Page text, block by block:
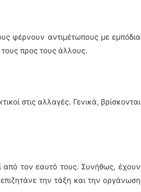
φέρνουν αντιμέτωπους με εμπόδια
προς τους άλλους.
στις αλλαγές. Γενικά, βρίσκονται
από τον εαυτό τους. Συνήθως, έχουν
την τάξη και την οργάνωση